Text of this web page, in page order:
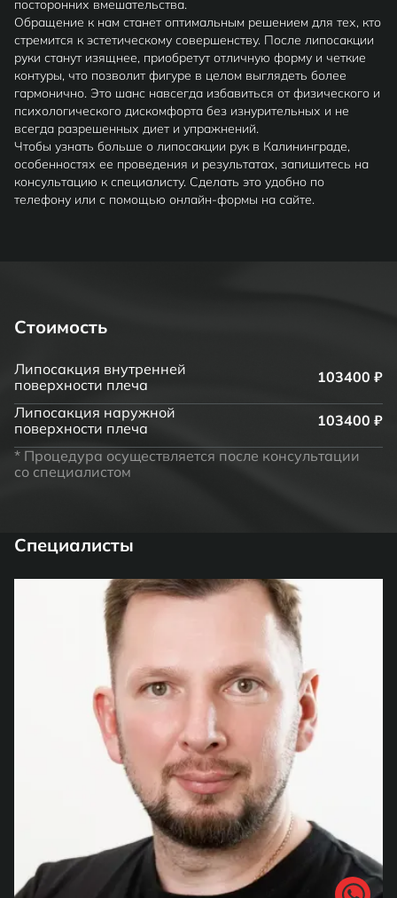
посторонних вмешательства.
Обращение к нам станет оптимальным решением для тех, кто
стремится к эстетическому совершенству. После липосакции
руки станут изящнее, приобретут отличную форму и четкие
контуры, что позволит фигуре в целом выглядеть более
гармонично. Это шанс навсегда избавиться от физического и
психологического дискомфорта без изнурительных и не
всегда разрешенных диет и упражнений.
Чтобы узнать больше о липосакции рук в Калининграде,
особенностях ее проведения и результатах, запишитесь на
консультацию к специалисту. Сделать это удобно по
телефону или с помощью онлайн-формы на сайте.
Стоимость
Липосакция внутренней
поверхности плеча
103400 ₽
Липосакция наружной
поверхности плеча
103400 ₽
* Процедура осуществляется после консультации
со специалистом
Специалисты